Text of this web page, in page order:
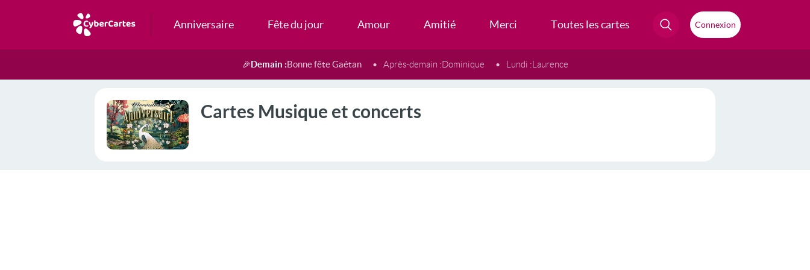
Anniversaire Fête du jour Amour Amitié Merci Toutes les cartes Connexion
🎉Demain :Bonne fête Gaétan Après-demain :Dominique Lundi :Laurence
Cartes Musique et concerts